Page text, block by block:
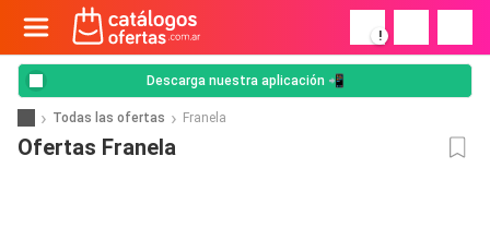
!
Descarga nuestra aplicación 📲
Todas las ofertas Franela
Ofertas Franela